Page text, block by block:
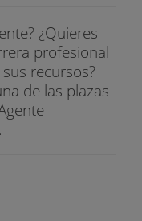
¿Quieres
profesional
recursos?
de las plazas